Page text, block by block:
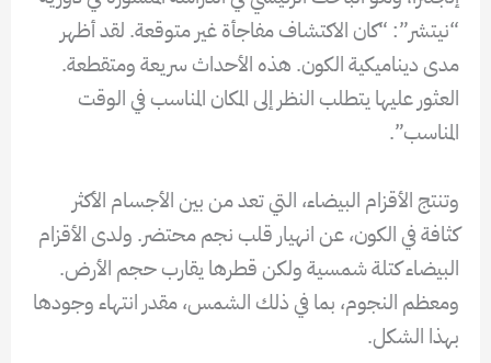
“نيتشر”: “كان الاكتشاف مفاجأة غير متوقعة. لقد أظهر
مدى ديناميكية الكون. هذه الأحداث سريعة ومتقطعة.
العثور عليها يتطلب النظر إلى المكان المناسب في الوقت
المناسب”.
وتنتج الأقزام البيضاء، التي تعد من بين الأجسام الأكثر
كثافة في الكون، عن انهيار قلب نجم محتضر. ولدى الأقزام
البيضاء كتلة شمسية ولكن قطرها يقارب حجم الأرض.
ومعظم النجوم، بما في ذلك الشمس، مقدر انتهاء وجودها
بهذا الشكل.